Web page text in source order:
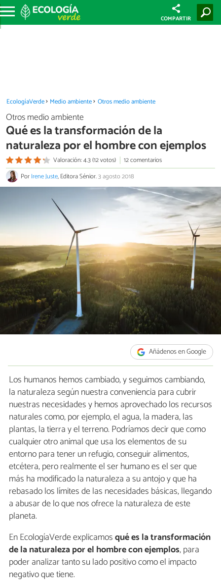
COMPARTIR
EcologíaVerde Medio ambiente Otros medio ambiente
Otros medio ambiente
Qué es la transformación de la
naturaleza por el hombre con ejemplos
Valoración: 4.3 (12 votos)
12 comentarios
PorIrene Juste, Editora Sénior.3 agosto 2018
Añádenos en Google
Los humanos hemos cambiado, y seguimos cambiando,
la naturaleza según nuestra conveniencia para cubrir
nuestras necesidades y hemos aprovechado los recursos
naturales como, por ejemplo, el agua, la madera, las
plantas, la tierra y el terreno. Podríamos decir que como
cualquier otro animal que usa los elementos de su
entorno para tener un refugio, conseguir alimentos,
etcétera, pero realmente el ser humano es el ser que
más ha modificado la naturaleza a su antojo y que ha
rebasado los límites de las necesidades básicas, llegando
a abusar de lo que nos ofrece la naturaleza de este
planeta.
En EcologíaVerde explicamosqué es la transformación
de la naturaleza por el hombre con ejemplos, para
poder analizar tanto su lado positivo como el impacto
negativo que tiene.